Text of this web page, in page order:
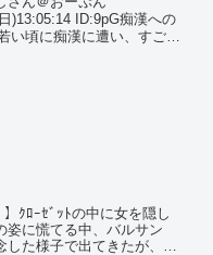
)13:05:14 ID:9pG痴漢への
い頃に痴漢に遭い、すごく
】ｸﾛｰｾﾞｯﾄの中に女を隠し
姿に慌てる中、バルサン
た様子で出てきたが、こ